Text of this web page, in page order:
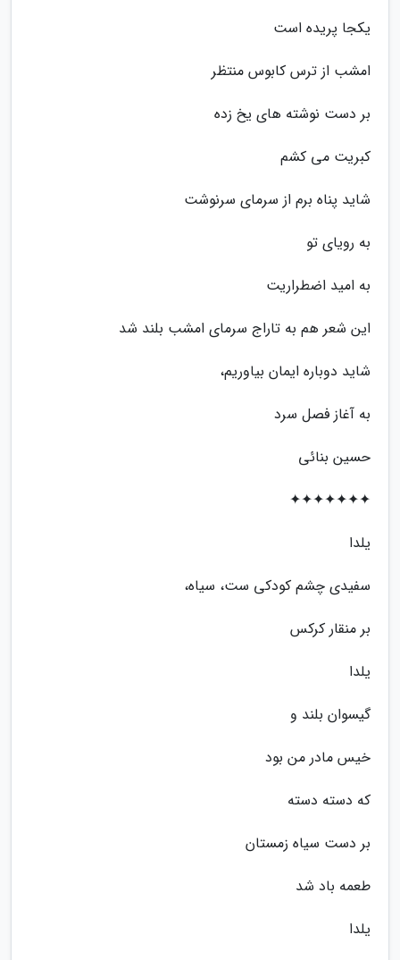
یکجا پریده است
امشب از ترس کابوس منتظر
بر دست نوشته های یخ زده
کبریت می کشم
شاید پناه برم از سرمای سرنوشت
به رویای تو
به امید اضطراریت
این شعر هم به تاراج سرمای امشب بلند شد
شاید دوباره ایمان بیاوریم،
به آغاز فصل سرد
حسین بنائی
✦✦✦✦✦✦✦
یلدا
سفیدی چشم کودکی ست، سیاه،
بر منقار کرکس
یلدا
گیسوان بلند و
خیس مادر من بود
که دسته دسته
بر دست سیاه زمستان
طعمه باد شد
یلدا